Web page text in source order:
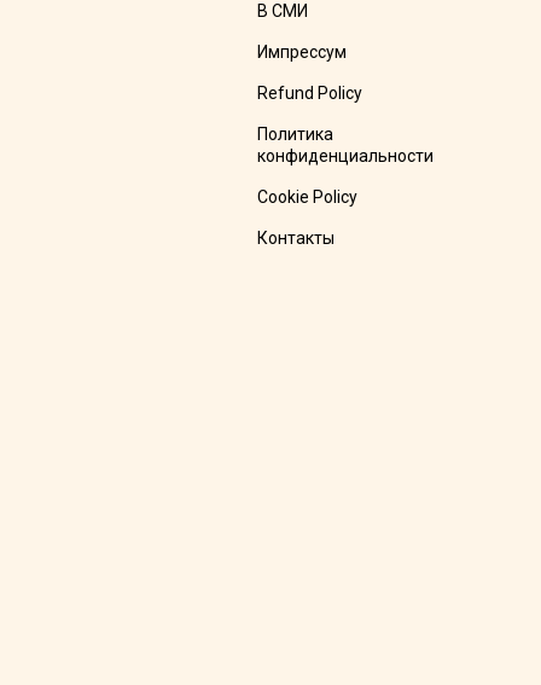
В СМИ
Импрессум
Refund Policy
Политика
конфиденциальности
Cookie Policy
Контакты